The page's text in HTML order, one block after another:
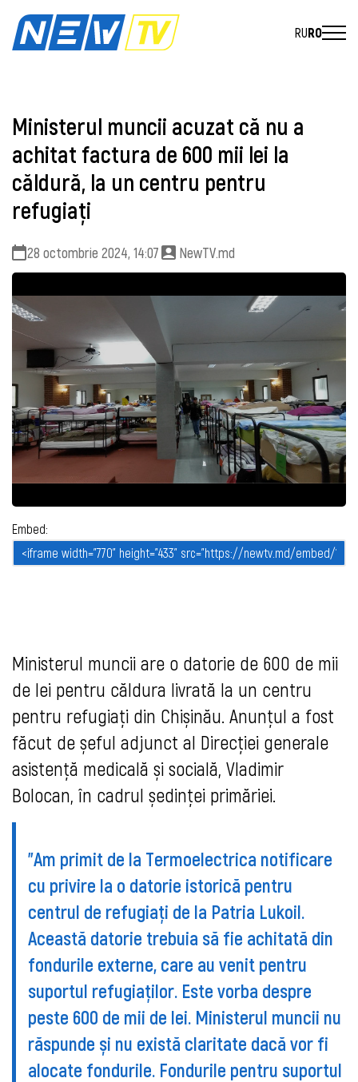
RURO
Ministerul muncii acuzat că nu a
achitat factura de 600 mii lei la
căldură, la un centru pentru
refugiați
28 octombrie 2024, 14:07 NewTV.md
Embed:
Ministerul muncii are o datorie de 600 de mii
de lei pentru căldura livrată la un centru
pentru refugiați din Chișinău. Anunțul a fost
făcut de șeful adjunct al Direcției generale
asistență medicală și socială, Vladimir
Bolocan, în cadrul ședinței primăriei.
”Am primit de la Termoelectrica notificare
cu privire la o datorie istorică pentru
centrul de refugiați de la Patria Lukoil.
Această datorie trebuia să fie achitată din
fondurile externe, care au venit pentru
suportul refugiaților. Este vorba despre
peste 600 de mii de lei. Ministerul muncii nu
răspunde și nu există claritate dacă vor fi
alocate fondurile. Fondurile pentru suportul